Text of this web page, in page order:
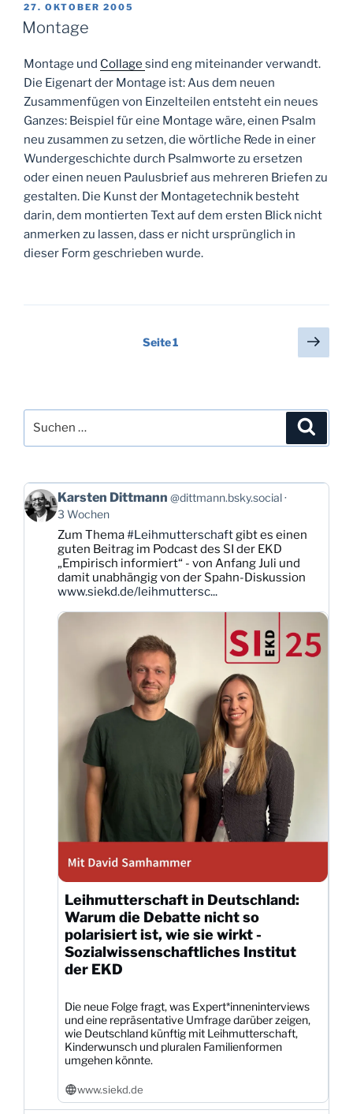
VERÖFFENTLICHT
AM
27. OKTOBER 2005
Montage
Montage und Collage sind eng miteinander verwandt.
Die Eigenart der Montage ist: Aus dem neuen
Zusammenfügen von Einzelteilen entsteht ein neues
Ganzes: Beispiel für eine Montage wäre, einen Psalm
neu zusammen zu setzen, die wörtliche Rede in einer
Wundergeschichte durch Psalmworte zu ersetzen
oder einen neuen Paulusbrief aus mehreren Briefen zu
gestalten. Die Kunst der Montagetechnik besteht
darin, dem montierten Text auf dem ersten Blick nicht
anmerken zu lassen, dass er nicht ursprünglich in
dieser Form geschrieben wurde.
Seitennummerierung
Seite1
nach:
Beitrag
von
Karsten
Dittmann
Bluesky
ansehen
Karsten Dittmann @dittmann.bsky.social
3 Wochen
Zum Thema#Leihmutterschaftgibt es einen
guten Beitrag im Podcast des SI der EKD
„Empirisch informiert“ - von Anfang Juli und
damit unabhängig von der Spahn-Diskussion
www.siekd.de/leihmuttersc...
Leihmutterschaft in Deutschland:
Warum die Debatte nicht so
polarisiert ist, wie sie wirkt -
Sozialwissenschaftliches Institut
der EKD
Die neue Folge fragt, was Expert*inneninterviews
und eine repräsentative Umfrage darüber zeigen,
wie Deutschland künftig mit Leihmutterschaft,
Kinderwunsch und pluralen Familienformen
umgehen könnte.
www.siekd.de